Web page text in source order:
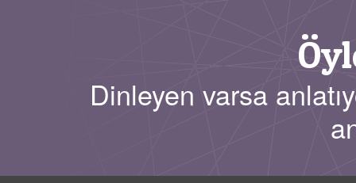
Dinleyen varsa